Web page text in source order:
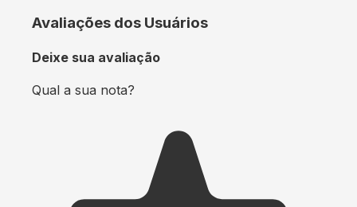
Avaliações dos Usuários
Deixe sua avaliação
Qual a sua nota?